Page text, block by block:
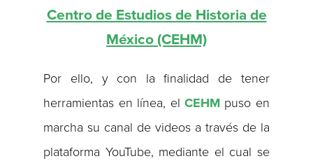
Centro de Estudios de Historia de
México (CEHM)
Por ello, y con la finalidad de tener
herramientas en línea, el CEHMpuso en
marcha su canal de videos a través de la
plataforma YouTube, mediante el cual se